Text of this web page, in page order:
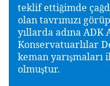
teklif ettiğimde çağ
olan tavrımızı
yıllarda adına ADK
Konservatuarlılar
keman yarışmaları
olmuştur.